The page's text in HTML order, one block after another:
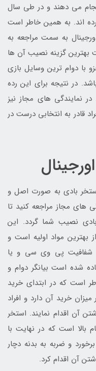
می دهند و در طی سال
اند. به همین خاطر است
به سمت مراجعه به
بهترین گزینه نصیب آن ها
با دوام ترین وسایل بازی
در نتیجه برای این رده
نمایندگی های مجاز نیز
قادر به انتخابی درست در
بادی به صورت اصل و
های مجاز مراجعه کنید تا
نصیب شما گردد. این
بهترین مواد اولیه است و
شفافیت پی وی سی و یا
شده است بیانگر دوام و
است که در ابتدای خرید
خرید آن دارد و افراد
آن اقدام نمایند. استخر
بالا است که در نهایت با
و ضربه به بدنه دچار
آن اقدام کرد.